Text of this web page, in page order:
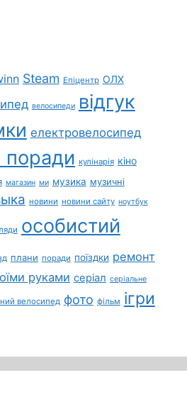
Steam Епіцентр ОЛХ
велосипеди відгук
електровелосипед
поради кулінарія кіно
магазин ми музика музичні
новини новини сайту ноутбук
особистий
плани поради поїздки ремонт
руками серіал серіальне
велосипед фото фільм ігри